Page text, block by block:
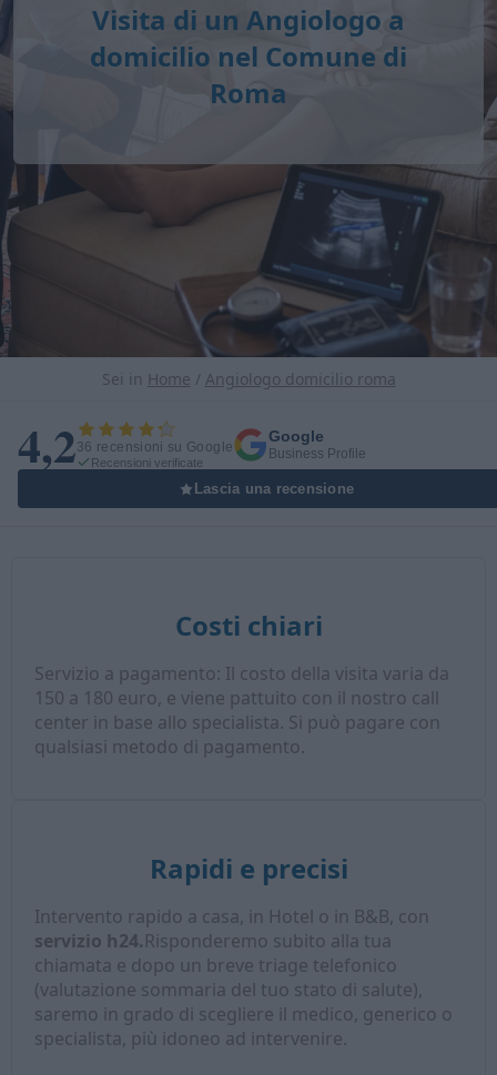
Visita di un Angiologo a
domicilio nel Comune di
Roma
Sei in Home / Angiologo domicilio roma
4,236 recensioni su Google
Recensioni verificate
Google
Business Profile
Lascia una recensione
Costi chiari
Servizio a pagamento: Il costo della visita varia da
150 a 180 euro, e viene pattuito con il nostro call
center in base allo specialista. Si può pagare con
qualsiasi metodo di pagamento.
Rapidi e precisi
Intervento rapido a casa, in Hotel o in B&B, con
servizio h24.Risponderemo subito alla tua
chiamata e dopo un breve triage telefonico
(valutazione sommaria del tuo stato di salute),
saremo in grado di scegliere il medico, generico o
specialista, più idoneo ad intervenire.